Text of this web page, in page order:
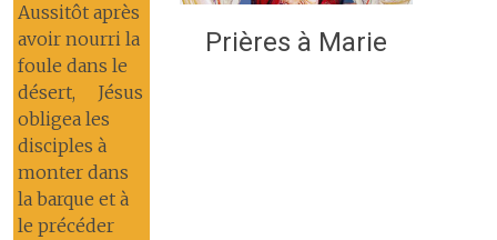
Aussitôt après
avoir nourri la
foule dans le
désert, Jésus
obligea les
disciples à
monter dans
la barque et à
le précéder
Prières à Marie